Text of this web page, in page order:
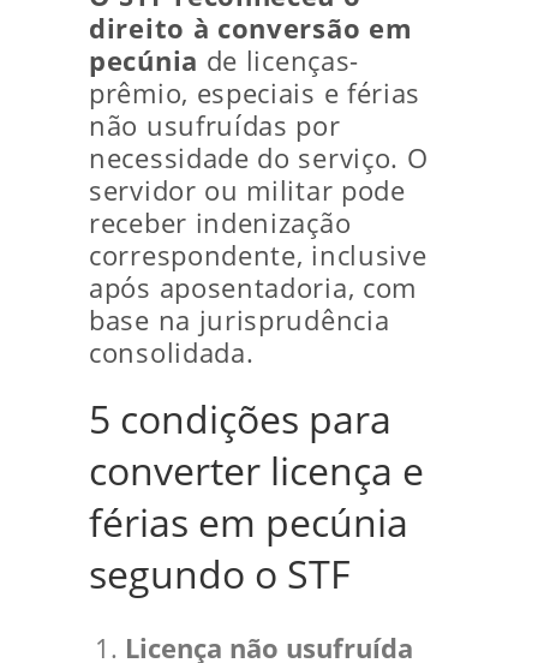
direito à conversão em
pecúnia de licenças-
prêmio, especiais e férias
não usufruídas por
necessidade do serviço. O
servidor ou militar pode
receber indenização
correspondente, inclusive
após aposentadoria, com
base na jurisprudência
consolidada.
5 condições para
converter licença e
férias em pecúnia
segundo o STF
Licença não usufruída